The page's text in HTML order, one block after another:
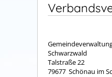
Schwarzwald
Talstraße 22
79677 Schönau im